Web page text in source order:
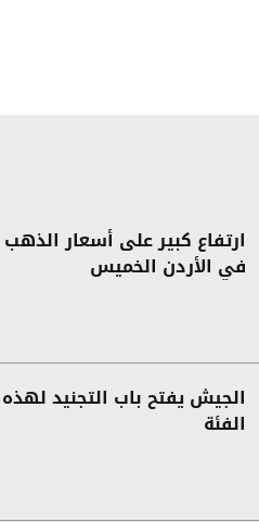
ارتفاع كبير على أسعار الذهب
في الأردن الخميس
الجيش يفتح باب التجنيد لهذه
الفئة